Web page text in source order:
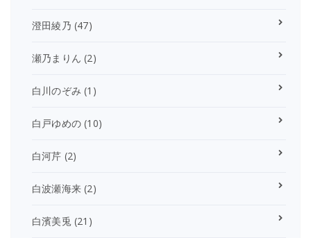
澄田綾乃 (47)
瀬乃まりん (2)
白川のぞみ (1)
白戸ゆめの (10)
白河芹 (2)
白波瀬海来 (2)
白濱美兎(21)